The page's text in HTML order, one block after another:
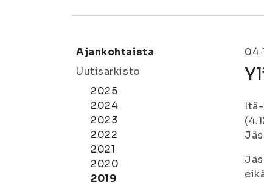
Ajankohtaista
Uutisarkisto
2025
2024
2023
2022
2021
2020
2019